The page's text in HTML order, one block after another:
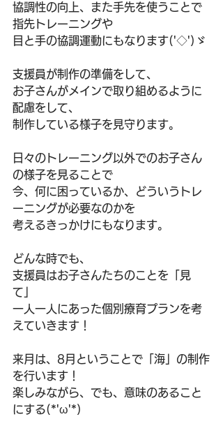
協調性の向上、また手先を使うことで
指先トレーニングや
目と手の協調運動にもなります('◇')ゞ
支援員が制作の準備をして、
お子さんがメインで取り組めるように
配慮をして、
制作している様子を見守ります。
日々のトレーニング以外でのお子さん
の様子を見ることで
今、何に困っているか、どういうトレ
ーニングが必要なのかを
考えるきっかけにもなります。
どんな時でも、
支援員はお子さんたちのことを「見
て」
一人一人にあった個別療育プランを考
えていきます！
来月は、8月ということで「海」の制作
を行います！
楽しみながら、でも、意味のあること
にする(*'ω'*)